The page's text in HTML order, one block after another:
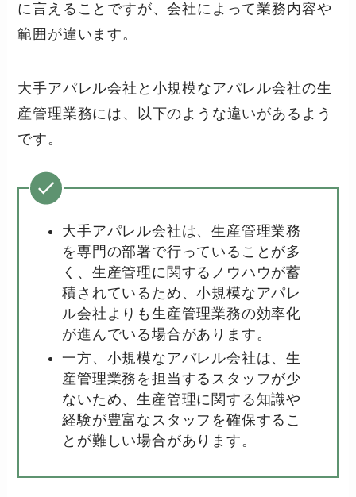
に言えることですが、会社によって業務内容や
範囲が違います。
大手アパレル会社と小規模なアパレル会社の生
産管理業務には、以下のような違いがあるよう
です。
大手アパレル会社は、生産管理業務
を専門の部署で行っていることが多
く、生産管理に関するノウハウが蓄
積されているため、小規模なアパレ
ル会社よりも生産管理業務の効率化
が進んでいる場合があります。
一方、小規模なアパレル会社は、生
産管理業務を担当するスタッフが少
ないため、生産管理に関する知識や
経験が豊富なスタッフを確保するこ
とが難しい場合があります。